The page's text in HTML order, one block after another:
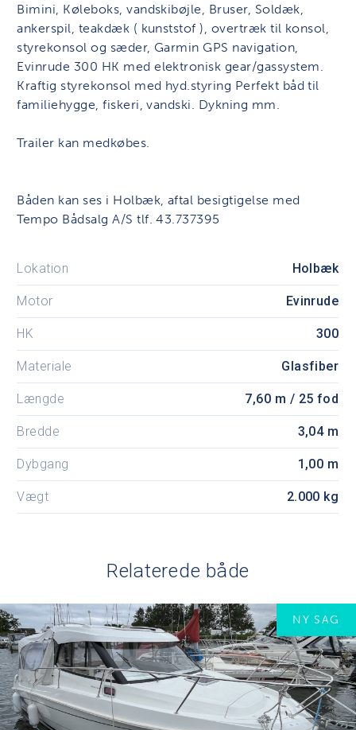
Bimini, Køleboks, vandskibøjle, Bruser, Soldæk,
ankerspil, teakdæk ( kunststof ), overtræk til konsol,
styrekonsol og sæder, Garmin GPS navigation,
Evinrude 300 HK med elektronisk gear/gassystem.
Kraftig styrekonsol med hyd.styring Perfekt båd til
familiehygge, fiskeri, vandski. Dykning mm.
Trailer kan medkøbes.
Båden kan ses i Holbæk, aftal besigtigelse med
Tempo Bådsalg A/S tlf. 43.737395
Lokation Holbæk
Motor Evinrude
HK 300
Materiale Glasfiber
Længde 7,60 m / 25 fod
Bredde 3,04 m
Dybgang 1,00 m
Vægt 2.000 kg
Relaterede både
NY SAG